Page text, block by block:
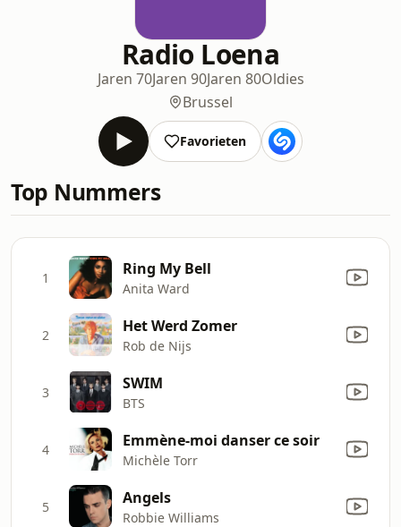
Radio Loena
Jaren 70Jaren 90Jaren 80Oldies
Brussel
Favorieten
Top Nummers
1 Ring My Bell
Anita Ward
2 Het Werd Zomer
Rob de Nijs
3 SWIM
BTS
4 Emmène-moi danser ce soir
Michèle Torr
5 Angels
Robbie Williams